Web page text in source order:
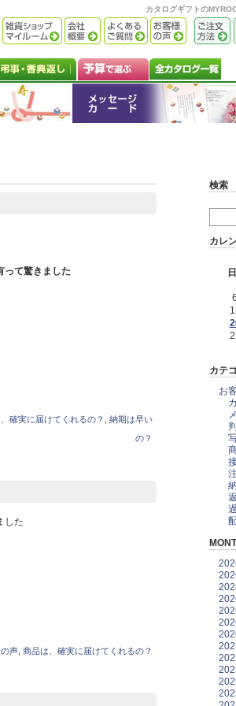
カタログギフトの
って驚きました
確実に届けてくれるの？
納期は早い
の？
した
声, 商品は、確実に届けてくれるの？
検索
カレ
日
カテ
お